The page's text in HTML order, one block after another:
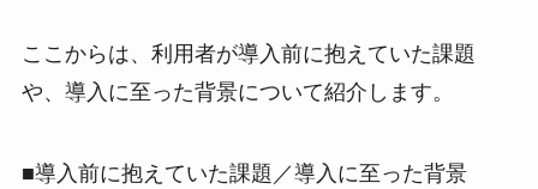
ここからは、利用者が導入前に抱えていた課題
や、導入に至った背景について紹介します。
■導入前に抱えていた課題／導入に至った背景